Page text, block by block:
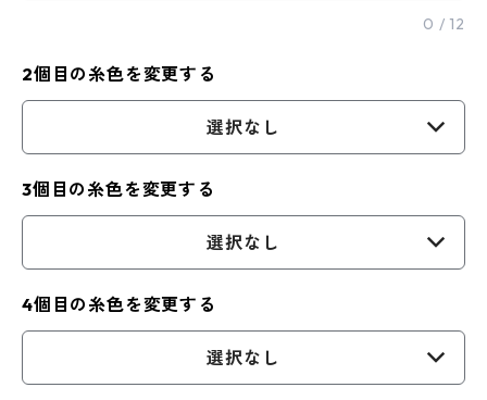
0 / 12
2個目の糸色を変更する
選択なし
3個目の糸色を変更する
選択なし
4個目の糸色を変更する
選択なし